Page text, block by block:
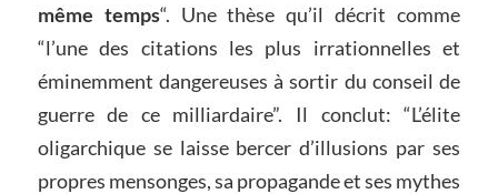
même temps“. Une thèse qu’il décrit comme
“l’une des citations les plus irrationnelles et
éminemment dangereuses à sortir du conseil de
guerre de ce milliardaire”. Il conclut: “L’élite
oligarchique se laisse bercer d’illusions par ses
propres mensonges, sa propagande et ses mythes